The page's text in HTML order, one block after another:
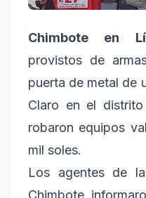
Chimbote en
provistos de
puerta de metal de
Claro en el
robaron equipos
mil soles.
Los agentes de
Chimbote